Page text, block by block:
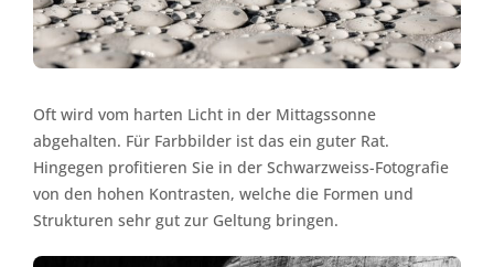
Oft wird vom harten Licht in der Mittagssonne
abgehalten. Für Farbbilder ist das ein guter Rat.
Hingegen profitieren Sie in der Schwarzweiss-Fotografie
von den hohen Kontrasten, welche die Formen und
Strukturen sehr gut zur Geltung bringen.